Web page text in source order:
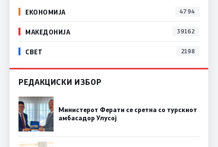
ЕКОНОМИЈА 4794
МАКЕДОНИЈА 39162
СВЕТ 2198
РЕДАКЦИСКИ ИЗБОР
Министерот Ферати се сретна со турскиот
амбасадор Улусој